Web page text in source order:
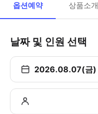
옵션예약 상품소개
날짜 및 인원 선택
2026.08.07(금)